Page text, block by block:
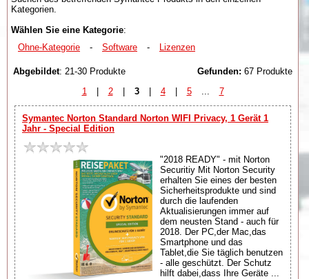
Kategorien.
Wählen Sie eine Kategorie:
Ohne-Kategorie
- Software - Lizenzen
Abgebildet: 21-30 Produkte Gefunden: 67 Produkte
1
| 2 | 3 | 4 | 5 7
Symantec Norton Standard Norton WIFI Privacy, 1 Gerät 1
Jahr - Special Edition
"2018 READY" - mit Norton
Securitiy Mit Norton Security
erhalten Sie eines der besten
Sicherheitsprodukte und sind
durch die laufenden
Aktualisierungen immer auf
dem neusten Stand - auch für
2018. Der PC,der Mac,das
Smartphone und das
Tablet,die Sie täglich benutzen
- alle geschützt. Der Schutz
hilft dabei,dass Ihre Geräte ...